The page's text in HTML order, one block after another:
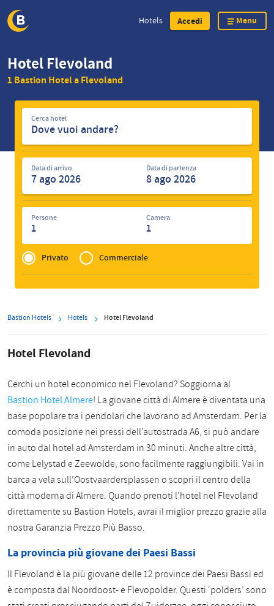
main
Hotels Accedi Menu
Hotel Flevoland
1 Bastion Hotel a Flevoland
Cerca
hotelCerca hotel
Data di arrivo Data di partenza
Persone
1
Camera
1
Privé
of
Zakelijk
Privato Commerciale
Bastion Hotels Hotels Hotel Flevoland
Hotel Flevoland
Cerchi un hotel economico nel Flevoland? Soggiorna al
Bastion Hotel Almere! La giovane città di Almere è diventata una
base popolare tra i pendolari che lavorano ad Amsterdam. Per la
comoda posizione nei pressi dell’autostrada A6, si può andare
in auto dal hotel ad Amsterdam in 30 minuti. Anche altre città,
come Lelystad e Zeewolde, sono facilmente raggiungibili. Vai in
barca a vela sull’Oostvaardersplassen o scopri il centro della
città moderna di Almere. Quando prenoti l’hotel nel Flevoland
direttamente su Bastion Hotels, avrai il miglior prezzo grazie alla
nostra Garanzia Prezzo Più Basso.
La provincia più giovane dei Paesi Bassi
Il Flevoland è la più giovane delle 12 province dei Paesi Bassi ed
è composta dal Noordoost- e Flevopolder. Questi ‘polders’ sono